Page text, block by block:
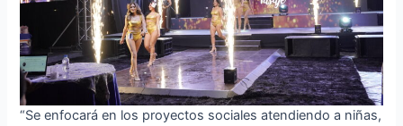
“Se enfocará en los proyectos sociales atendiendo a niñas,